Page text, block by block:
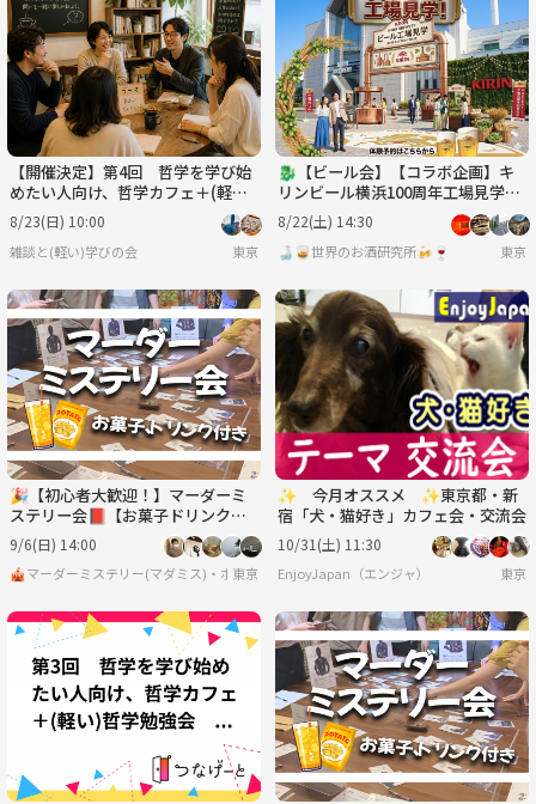
【開催決定】第4回 哲学を学び始
めたい人向け、哲学カフェ＋(軽い)
哲学勉強会テーマ「古典を学ぶ意義
はある？（仮題）」
8/23(日) 10:00
雑談と(軽い)学びの会 東京
🐉【ビール会】【コラボ企画】キ
リンビール横浜100周年工場見学に
行こう🍺 二次会やります❣️🎊🍻
8/22(土) 14:30
🍶🥃世界のお酒研究所🍻🍷 東京
🎉【初心者大歓迎！】マーダーミ
ステリー会📕【お菓子ドリンク
付】【ボードゲーム、マダミス】
9/6(日) 14:00
🎪マーダーミステリー(マダミス)・ボードゲーム・脱出ゲーム サークル🎲
東京
✨ 今月オススメ ✨東京都・新
宿「犬・猫好き」カフェ会・交流会
10/31(土) 11:30
EnjoyJapan（エンジャ） 東京